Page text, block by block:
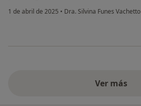
1 de abril de 2025 • Dra. Silvina Funes Vachetto
Ver más